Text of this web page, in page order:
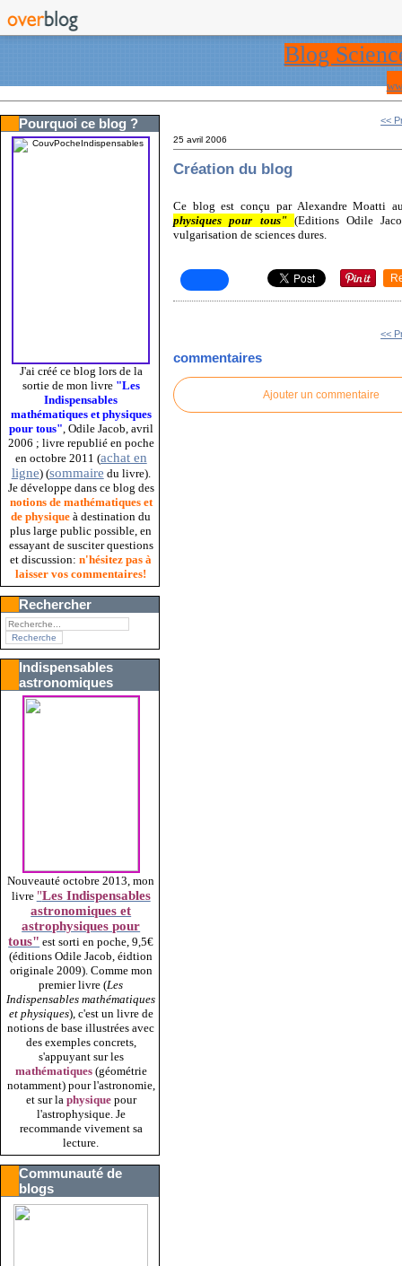
Blog
Pourquoi ce blog ?
J'ai créé ce blog lors de la
sortie de mon livre "Les
Indispensables
mathématiques et physiques
pour tous", Odile Jacob, avril
2006 ; livre republié en poche
en octobre 2011 (achat en
ligne) (sommaire du livre).
Je développe dans ce blog des
notions de mathématiques et
de physique à destination du
plus large public possible, en
essayant de susciter questions
et discussion: n'hésitez pas à
laisser vos commentaires!
Rechercher
Indispensables
astronomiques
Nouveauté octobre 2013, mon
livre "Les Indispensables
astronomiques et
astrophysiques pour
tous" est sorti en poche, 9,5€
(éditions Odile Jacob, éidtion
originale 2009). Comme mon
premier livre (Les
Indispensables mathématiques
et physiques), c'est un livre de
notions de base illustrées avec
des exemples concrets,
s'appuyant sur les
mathématiques(géométrie
notamment) pour l'astronomie,
et sur la physiquepour
l'astrophysique. Je
recommande vivement sa
lecture.
Communauté de
blogs
<<
25 avril 2006
Création du blog
Ce blog est conçu par Alexandre Moatti
physiques pour tous" (Editions Odile
vulgarisation de sciences dures.
<<
commentaires
Ajouter un commentaire